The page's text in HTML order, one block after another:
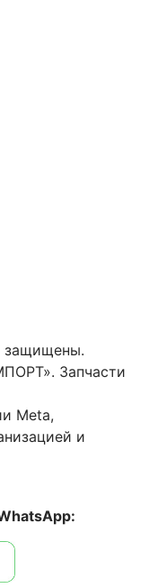
защищены.
Запчасти
Meta,
и